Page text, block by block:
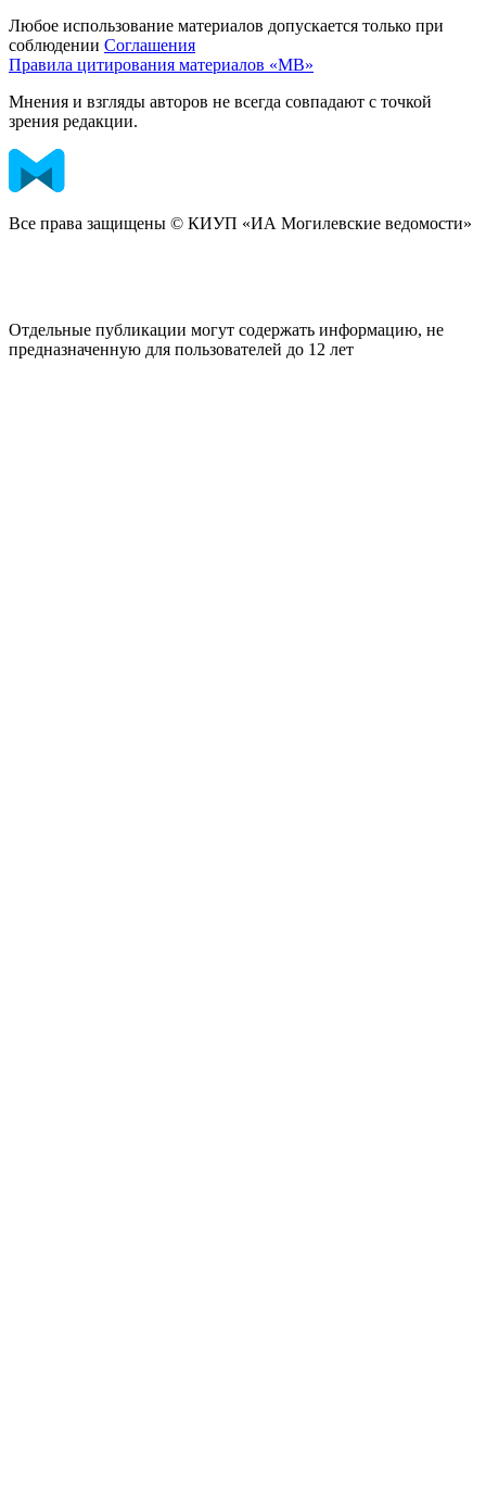
Любое использование материалов допускается только при
соблюдении Соглашения
Правила цитирования материалов «МВ»
Мнения и взгляды авторов не всегда совпадают с точкой
зрения редакции.
Все права защищены © КИУП «ИА Могилевские ведомости»
Отдельные публикации могут содержать информацию, не
предназначенную для пользователей до 12 лет